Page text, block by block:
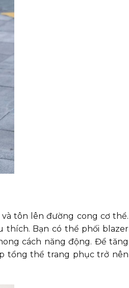
tôn lên đường cong cơ thể.
Bạn có thể phối blazer
cách năng động. Để tăng
tổng thể trang phục trở nên